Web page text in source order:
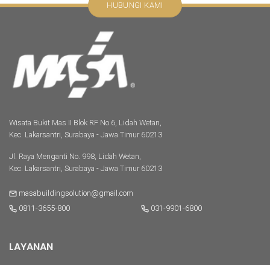
Wisata Bukit Mas II Blok RF No.6, Lidah Wetan,
Kec. Lakarsantri, Surabaya - Jawa Timur 60213
Jl. Raya Menganti No. 998, Lidah Wetan,
Kec. Lakarsantri, Surabaya - Jawa Timur 60213
masabuildingsolution@gmail.com
0811-3655-800
031-9901-6800
LAYANAN
HUBUNGI KAMI